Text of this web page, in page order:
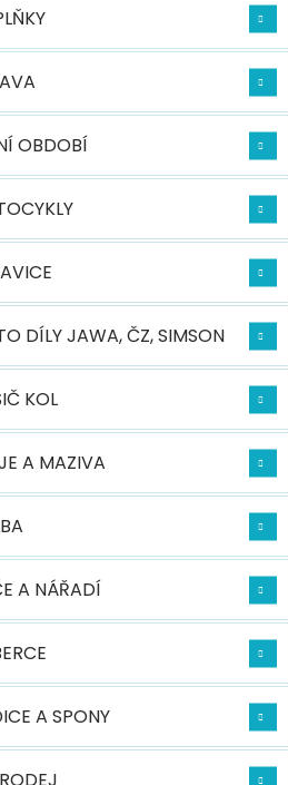
OBDOBÍ
DÍLY JAWA, ČZ, SIMSON
KOL
A MAZIVA
A NÁŘADÍ
A SPONY